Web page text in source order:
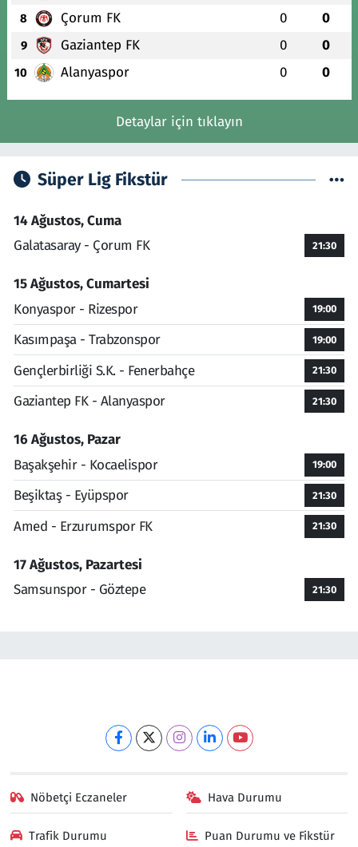
8 Çorum FK 0 0
9 Gaziantep FK 0 0
10 Alanyaspor 0 0
Detaylar için tıklayın
Süper Lig Fikstür
14 Ağustos, Cuma
Galatasaray - Çorum FK
21:30
15 Ağustos, Cumartesi
Konyaspor - Rizespor
19:00
Kasımpaşa - Trabzonspor 19:00
Gençlerbirliği S.K. - Fenerbahçe 21:30
Gaziantep FK - Alanyaspor 21:30
16 Ağustos, Pazar
Başakşehir - Kocaelispor
19:00
Beşiktaş - Eyüpspor 21:30
Amed - Erzurumspor FK 21:30
17 Ağustos, Pazartesi
Samsunspor - Göztepe
21:30
Nöbetçi Eczaneler Hava Durumu
Trafik Durumu Puan Durumu ve Fikstür